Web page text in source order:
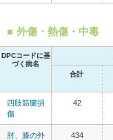
外傷・熱傷・中毒
DPCコードに基
づく病名
合計
四肢筋腱損
傷
42
肘、膝の外
434